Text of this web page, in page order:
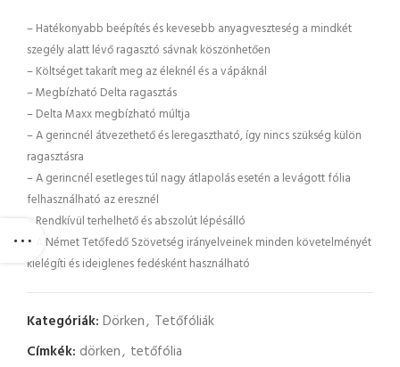
– Hatékonyabb beépítés és kevesebb anyagveszteség a mindkét
szegély alatt lévő ragasztó sávnak köszönhetően
– Költséget takarít meg az éleknél és a vápáknál
– Megbízható Delta ragasztás
– Delta Maxx megbízható múltja
– A gerincnél átvezethető és leregasztható, így nincs szükség külön
ragasztásra
– A gerincnél esetleges túl nagy átlapolás esetén a levágott fólia
felhasználható az eresznél
– Rendkívül terhelhető és abszolút lépésálló
– A Német Tetőfedő Szövetség irányelveinek minden követelményét
kielégíti és ideiglenes fedésként használható
Kategóriák: Dörken, Tetőfóliák
Címkék: dörken, tetőfólia